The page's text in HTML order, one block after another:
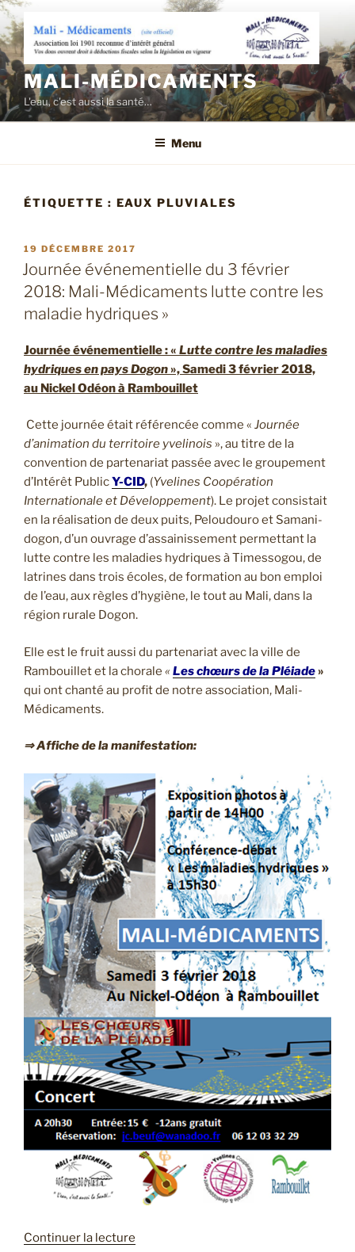
Aller
au
contenu
principal
MALI-MÉDICAMENTS
L'eau, c'est aussi la santé…
Menu
ÉTIQUETTE : EAUX PLUVIALES
PUBLIÉ
LE
19 DÉCEMBRE 2017
Journée événementielle du 3 février
2018: Mali-Médicaments lutte contre les
maladie hydriques »
Journée événementielle : « Lutte contre les maladies
hydriques en pays Dogon», Samedi 3 février 2018,
au Nickel Odéon à Rambouillet
Cette journée était référencée comme « Journée
d’animation du territoire yvelinois », au titre de la
convention de partenariat passée avec le groupement
d’Intérêt PublicY-CID, (Yvelines Coopération
Internationale et Développement). Le projet consistait
en la réalisation de deux puits, Peloudouro et Samani-
dogon, d’un ouvrage d’assainissement permettant la
lutte contre les maladies hydriques à Timessogou, de
latrines dans trois écoles, de formation au bon emploi
de l’eau, aux règles d’hygiène, le tout au Mali, dans la
région rurale Dogon.
Elle est le fruit aussi du partenariat avec la ville de
Rambouillet et la chorale «Les chœurs de la Pléiade»
qui ont chanté au profit de notre association, Mali-
Médicaments.
⇒ Affiche de la manifestation:
Continuer la lecture